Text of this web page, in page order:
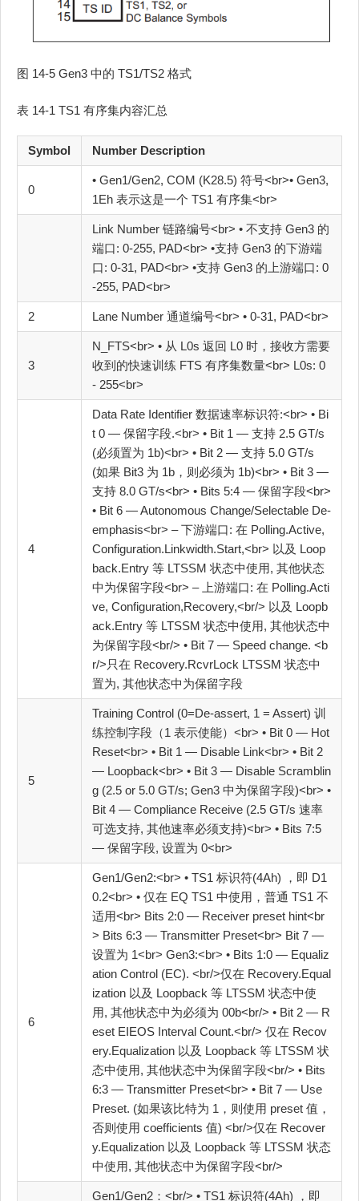
图 14-5 Gen3 中的 TS1/TS2 格式
表 14-1 TS1 有序集内容汇总
Symbol Number Description
0
• Gen1/Gen2, COM (K28.5) 符号<br>• Gen3,
1Eh 表示这是一个 TS1 有序集<br>
Link Number 链路编号<br> • 不支持 Gen3 的
端口: 0‐255, PAD<br> •支持 Gen3 的下游端
口: 0‐31, PAD<br> •支持 Gen3 的上游端口: 0
‐255, PAD<br>
2 Lane Number 通道编号<br> • 0‐31, PAD<br>
3
N_FTS<br> • 从 L0s 返回 L0 时，接收方需要
收到的快速训练 FTS 有序集数量<br> L0s: 0
‐ 255<br>
4
Data Rate Identifier 数据速率标识符:<br> • Bi
t 0 — 保留字段.<br> • Bit 1 — 支持 2.5 GT/s
(必须置为 1b)<br> • Bit 2 — 支持 5.0 GT/s
(如果 Bit3 为 1b，则必须为 1b)<br> • Bit 3 —
支持 8.0 GT/s<br> • Bits 5:4 — 保留字段<br>
• Bit 6 — Autonomous Change/Selectable De‐
emphasis<br> – 下游端口: 在 Polling.Active,
Configuration.Linkwidth.Start,<br> 以及 Loop
back.Entry 等 LTSSM 状态中使用, 其他状态
中为保留字段<br> – 上游端口: 在 Polling.Acti
ve, Configuration,Recovery,<br/> 以及 Loopb
ack.Entry 等 LTSSM 状态中使用, 其他状态中
为保留字段<br/> • Bit 7 — Speed change. <b
r/>只在 Recovery.RcvrLock LTSSM 状态中
置为, 其他状态中为保留字段
5
Training Control (0=De‐assert, 1 = Assert) 训
练控制字段（1 表示使能）<br> • Bit 0 — Hot
Reset<br> • Bit 1 — Disable Link<br> • Bit 2
— Loopback<br> • Bit 3 — Disable Scramblin
g (2.5 or 5.0 GT/s; Gen3 中为保留字段)<br> •
Bit 4 — Compliance Receive (2.5 GT/s 速率
可选支持, 其他速率必须支持)<br> • Bits 7:5
— 保留字段, 设置为 0<br>
6
Gen1/Gen2:<br> • TS1 标识符(4Ah) ，即 D1
0.2<br> • 仅在 EQ TS1 中使用，普通 TS1 不
适用<br> Bits 2:0 — Receiver preset hint<br
> Bits 6:3 — Transmitter Preset<br> Bit 7 —
设置为 1<br> Gen3:<br> • Bits 1:0 — Equaliz
ation Control (EC). <br/>仅在 Recovery.Equal
ization 以及 Loopback 等 LTSSM 状态中使
用, 其他状态中为必须为 00b<br/> • Bit 2 — R
eset EIEOS Interval Count.<br/> 仅在 Recov
ery.Equalization 以及 Loopback 等 LTSSM 状
态中使用, 其他状态中为保留字段<br/> • Bits
6:3 — Transmitter Preset<br> • Bit 7 — Use
Preset. (如果该比特为 1，则使用 preset 值，
否则使用 coefficients 值) <br/>仅在 Recover
y.Equalization 以及 Loopback 等 LTSSM 状态
中使用, 其他状态中为保留字段<br/>
Gen1/Gen2：<br/> • TS1 标识符(4Ah) ，即